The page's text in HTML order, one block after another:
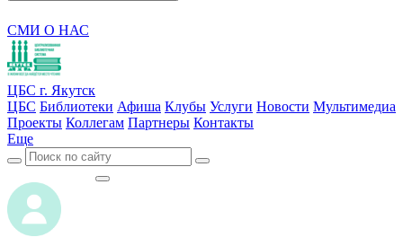
СМИ О НАС
ЦБС г. Якутск
ЦБС Библиотеки Афиша Клубы Услуги Новости Мультимедиа
Проекты Коллегам Партнеры Контакты
Еще